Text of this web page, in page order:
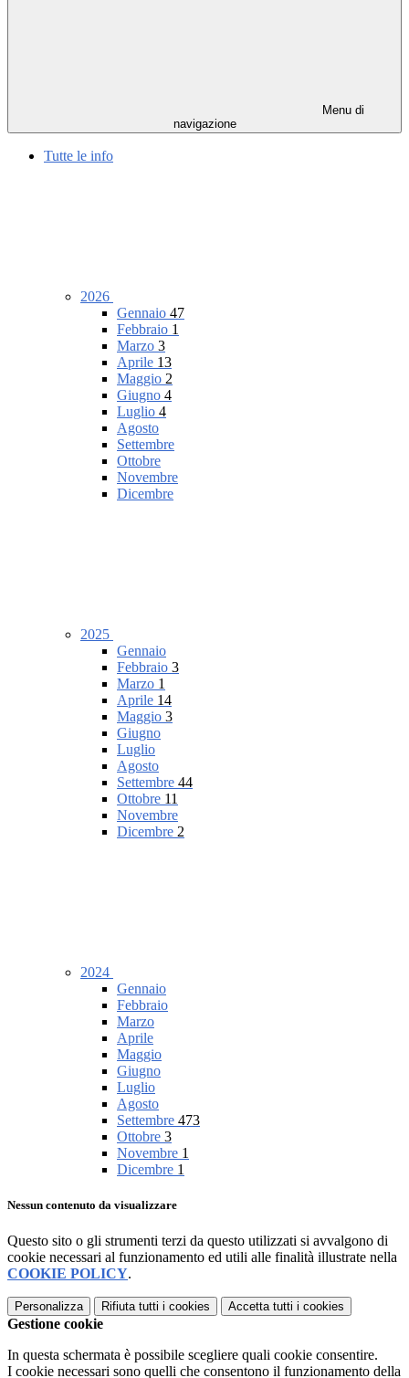
Menu di
navigazione
Tutte le info
2026
Gennaio 47
Febbraio 1
Marzo 3
Aprile 13
Maggio 2
Giugno 4
Luglio 4
Agosto
Settembre
Ottobre
Novembre
Dicembre
2025
Gennaio
Febbraio 3
Marzo 1
Aprile 14
Maggio 3
Giugno
Luglio
Agosto
Settembre 44
Ottobre 11
Novembre
Dicembre 2
2024
Gennaio
Febbraio
Marzo
Aprile
Maggio
Giugno
Luglio
Agosto
Settembre 473
Ottobre 3
Novembre 1
Dicembre 1
Nessun contenuto da visualizzare
Questo sito o gli strumenti terzi da questo utilizzati si avvalgono di
cookie necessari al funzionamento ed utili alle finalità illustrate nella
COOKIE POLICY.
Personalizza Rifiuta tutti i cookies Accetta tutti i cookies
Gestione cookie
In questa schermata è possibile scegliere quali cookie consentire.
I cookie necessari sono quelli che consentono il funzionamento della